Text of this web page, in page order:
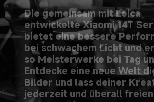
Die gemeinsam mit Leica
entwickelte Xiaomi 14T
bietet eine bessere
bei schwachem Licht und
so Meisterwerke bei Tag
Entdecke eine neue Welt
Bilder und lass deiner
jederzeit und überall freien